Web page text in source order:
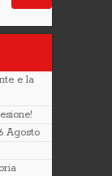
e la
Agosto